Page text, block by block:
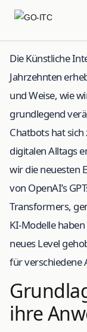
Die Künstliche
Jahrzehnten
und Weise, wie
grundlegend
Chatbots hat
digitalen Alltags
wir die neuesten
von OpenAI’s
Transformers,
KI-Modelle
neues Level
für verschiedene
ihre